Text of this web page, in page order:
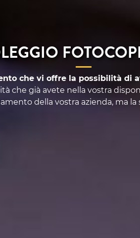
che vi offre la possibilità di
che già avete nella vostra
della vostra azienda, ma la